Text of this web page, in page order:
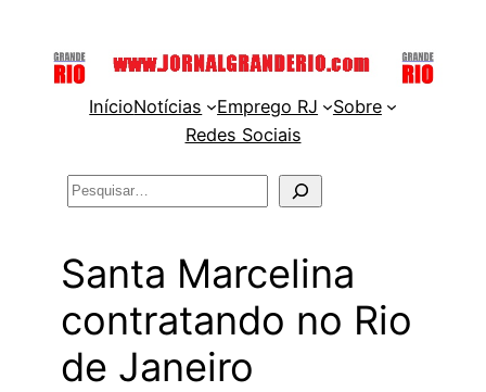
InícioNotícias Emprego RJ
Sobre
Redes Sociais
Pesquisar
Santa Marcelina
contratando no Rio
de Janeiro